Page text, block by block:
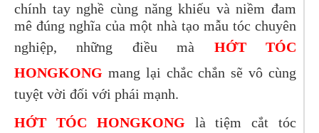
chính tay nghề cùng năng khiếu và niềm đam
mê đúng nghĩa của một nhà tạo mẫu tóc chuyên
nghiệp, những điều mà HỚT TÓC
HONGKONG mang lại chắc chắn sẽ vô cùng
tuyệt vời đối với phái mạnh.
HỚT TÓC HONGKONG
là tiệm cắt tóc